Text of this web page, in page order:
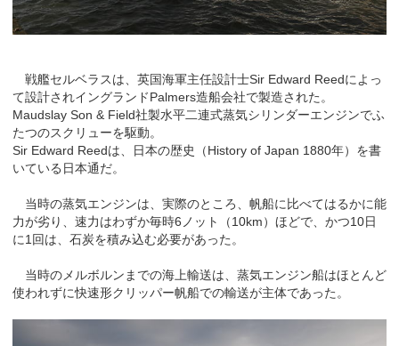
戦艦セルベラスは、英国海軍主任設計士Sir Edward Reedによっ
て設計されイングランドPalmers造船会社で製造された。
Maudslay Son & Field社製水平二連式蒸気シリンダーエンジンでふ
たつのスクリューを駆動。
Sir Edward Reedは、日本の歴史（History of Japan 1880年）を書
いている日本通だ。
当時の蒸気エンジンは、実際のところ、帆船に比べてはるかに能
力が劣り、速力はわずか毎時6ノット（10km）ほどで、かつ10日
に1回は、石炭を積み込む必要があった。
当時のメルボルンまでの海上輸送は、蒸気エンジン船はほとんど
使われずに快速形クリッパー帆船での輸送が主体であった。